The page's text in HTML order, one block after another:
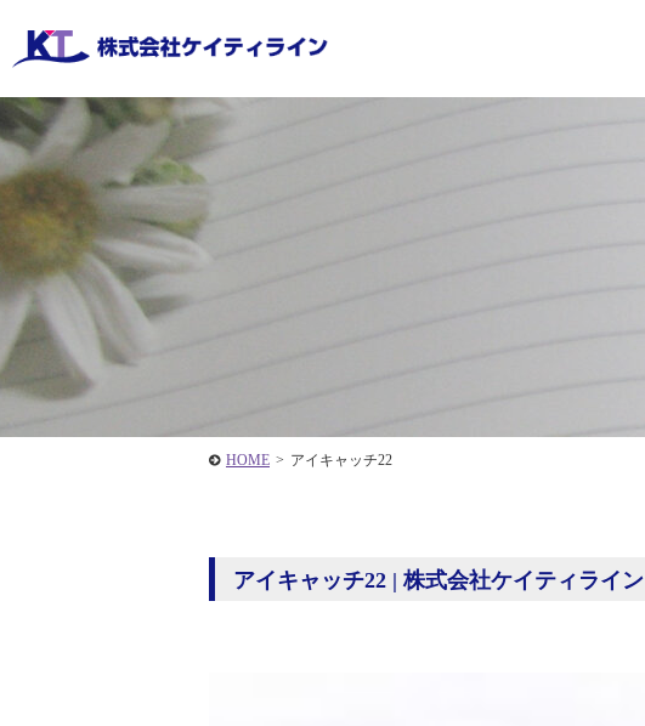
HOME > アイキャッチ22
アイキャッチ22 | 株式会社ケイティライン